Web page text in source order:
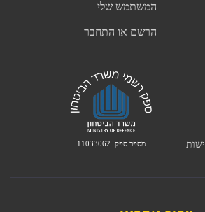
המשתמש שלי
הרשם או התחבר
מספר ספק: 11033062